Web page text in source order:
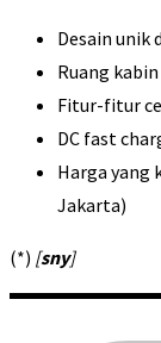
Desain unik
Ruang
Fitur-fitur
DC fast
Harga yang
Jakarta)
(*) [sny]